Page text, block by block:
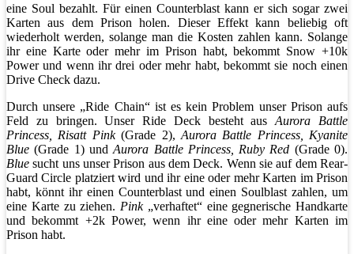
eine Soul bezahlt. Für einen Counterblast kann er sich sogar zwei
Karten aus dem Prison holen. Dieser Effekt kann beliebig oft
wiederholt werden, solange man die Kosten zahlen kann. Solange
ihr eine Karte oder mehr im Prison habt, bekommt Snow +10k
Power und wenn ihr drei oder mehr habt, bekommt sie noch einen
Drive Check dazu.
Durch unsere „Ride Chain“ ist es kein Problem unser Prison aufs
Feld zu bringen. Unser Ride Deck besteht ausAurora Battle
Princess, Risatt Pink(Grade 2), Aurora Battle Princess, Kyanite
Blue(Grade 1) undAurora Battle Princess, Ruby Red (Grade 0).
Bluesucht uns unser Prison aus dem Deck. Wenn sie auf dem Rear-
Guard Circle platziert wird und ihr eine oder mehr Karten im Prison
habt, könnt ihr einen Counterblast und einen Soulblast zahlen, um
eine Karte zu ziehen. Pink „verhaftet“ eine gegnerische Handkarte
und bekommt +2k Power, wenn ihr eine oder mehr Karten im
Prison habt.